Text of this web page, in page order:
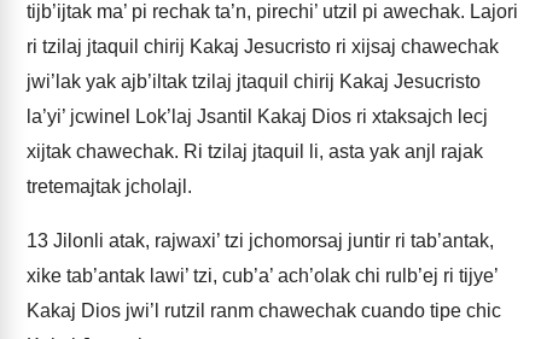
tijb’ijtak ma’ pi rechak ta’n, pirechi’ utzil pi awechak. Lajori
ri tzilaj jtaquil chirij Kakaj Jesucristo ri xijsaj chawechak
jwi’lak yak ajb’iltak tzilaj jtaquil chirij Kakaj Jesucristo
la’yi’ jcwinel Lok’laj Jsantil Kakaj Dios ri xtaksajch lecj
xijtak chawechak. Ri tzilaj jtaquil li, asta yak anjl rajak
tretemajtak jcholajl.
13 Jilonli atak, rajwaxi’ tzi jchomorsaj juntir ri tab’antak,
xike tab’antak lawi’ tzi, cub’a’ ach’olak chi rulb’ej ri tijye’
Kakaj Dios jwi’l rutzil ranm chawechak cuando tipe chic